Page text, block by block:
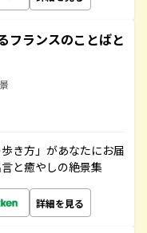
フランスのことばと
き方」があなたにお届
と癒やしの絶景集
詳細を見る